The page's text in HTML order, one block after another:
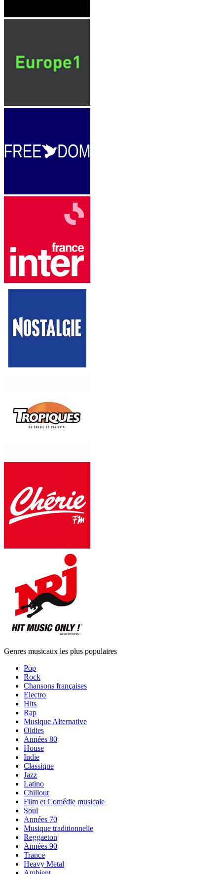
Genres musicaux les plus populaires
Pop
Rock
Chansons françaises
Electro
Hits
Rap
Musique Alternative
Oldies
Années 80
House
Indie
Classique
Jazz
Latino
Chillout
Film et Comédie musicale
Soul
Années 70
Musique traditionnelle
Reggaeton
Années 90
Trance
Heavy Metal